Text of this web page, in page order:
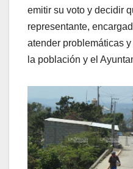
emitir su voto y decidir
representante,
atender problemáticas
la población y el